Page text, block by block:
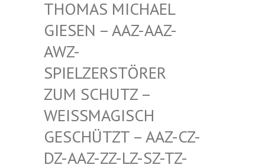
HOMAS MICHAEL G
IESEN – AAZ-AAZ-A
WZ-S
PIELZERSTÖRER Z
UM SCHUTZ – W
EISSMAGISCH GE
SCHÜTZT – AAZ-CZ-DZ
-AAZ-ZZ-LZ-SZ-TZ-VZ